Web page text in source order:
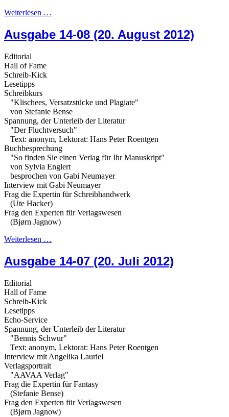
Weiterlesen …
Ausgabe 14-08 (20. August 2012)
Editorial
Hall of Fame
Schreib-Kick
Lesetipps
Schreibkurs
"Klischees, Versatzstücke und Plagiate"
von Stefanie Bense
Spannung, der Unterleib der Literatur
"Der Fluchtversuch"
Text: anonym, Lektorat: Hans Peter Roentgen
Buchbesprechung
"So finden Sie einen Verlag für Ihr Manuskript"
von Sylvia Englert
besprochen von Gabi Neumayer
Interview mit Gabi Neumayer
Frag die Expertin für Schreibhandwerk
(Ute Hacker)
Frag den Experten für Verlagswesen
(Bjørn Jagnow)
Weiterlesen …
Ausgabe 14-07 (20. Juli 2012)
Editorial
Hall of Fame
Schreib-Kick
Lesetipps
Echo-Service
Spannung, der Unterleib der Literatur
"Bennis Schwur"
Text: anonym, Lektorat: Hans Peter Roentgen
Interview mit Angelika Lauriel
Verlagsportrait
"AAVAA Verlag"
Frag die Expertin für Fantasy
(Stefanie Bense)
Frag den Experten für Verlagswesen
(Bjørn Jagnow)